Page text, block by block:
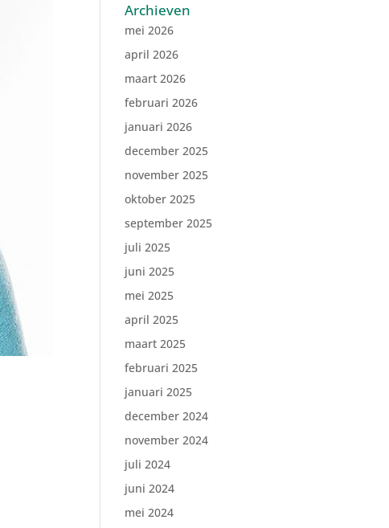
Archieven
mei 2026
april 2026
maart 2026
februari 2026
januari 2026
december 2025
november 2025
oktober 2025
september 2025
juli 2025
juni 2025
mei 2025
april 2025
maart 2025
februari 2025
januari 2025
december 2024
november 2024
juli 2024
juni 2024
mei 2024